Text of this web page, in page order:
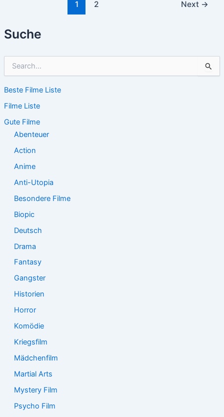
Suche
h
n
n
Beste Filme Liste
Filme Liste
Gute Filme
Abenteuer
Action
Anime
Anti-Utopia
Besondere Filme
Biopic
Deutsch
Drama
Fantasy
Gangster
Historien
Horror
Komödie
Kriegsfilm
Mädchenfilm
Martial Arts
Mystery Film
Psycho Film
1 2 Next →